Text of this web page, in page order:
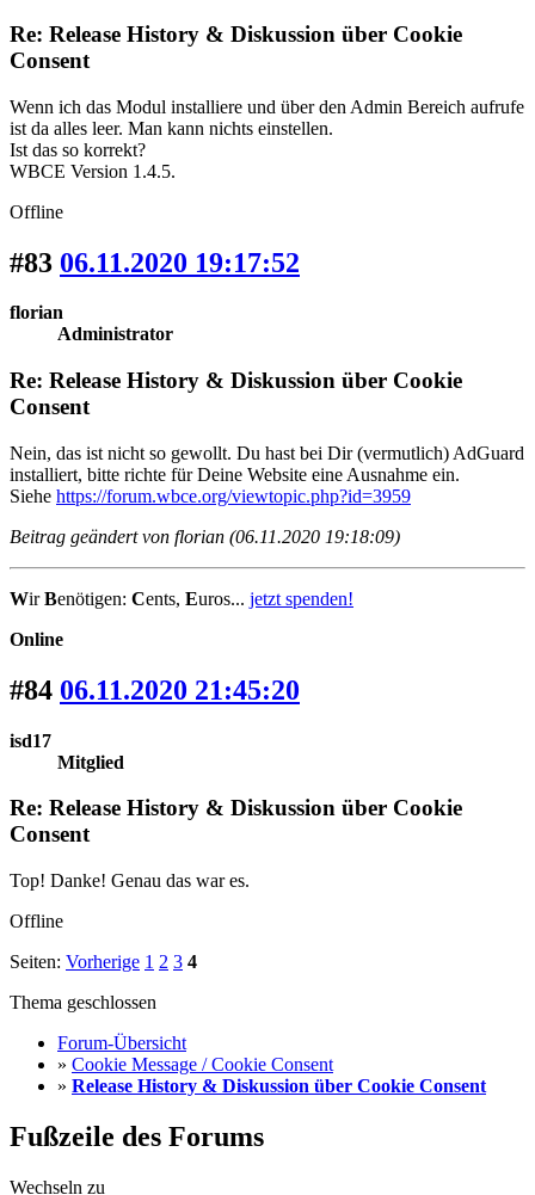
Re: Release History & Diskussion über Cookie
Consent
Wenn ich das Modul installiere und über den Admin Bereich aufrufe
ist da alles leer. Man kann nichts einstellen.
Ist das so korrekt?
WBCE Version 1.4.5.
Offline
#83 06.11.2020 19:17:52
florian
Administrator
Re: Release History & Diskussion über Cookie
Consent
Nein, das ist nicht so gewollt. Du hast bei Dir (vermutlich) AdGuard
installiert, bitte richte für Deine Website eine Ausnahme ein.
Siehe https://forum.wbce.org/viewtopic.php?id=3959
Beitrag geändert von florian (06.11.2020 19:18:09)
WirBenötigen: Cents, Euros... jetzt spenden!
Online
#84 06.11.2020 21:45:20
isd17
Mitglied
Re: Release History & Diskussion über Cookie
Consent
Top! Danke! Genau das war es.
Offline
Seiten: Vorherige 1 2 3 4
Thema geschlossen
Forum-Übersicht
» Cookie Message / Cookie Consent
» Release History & Diskussion über Cookie Consent
Fußzeile des Forums
Wechseln zu